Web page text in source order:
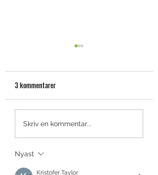
Shotscope LM1: en launch
3 kommentarer
Skriv en kommentar...
Nyast
Kristofer Taylor